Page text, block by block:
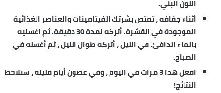
اللون البني.
أثناء جفافه ، تمتص بشرتك الفيتامينات والعناصر الغذائية
الموجودة في القشرة. أتركه لمدة 30 دقيقة. ثم اغسليه
بالماء الدافئ. في الليل ، أتركه طوال الليل ، ثم أغسله في
الصباح.
افعل هذا 3 مرات في اليوم ، وفي غضون أيام قليلة ، ستلاحظ
النتائج!